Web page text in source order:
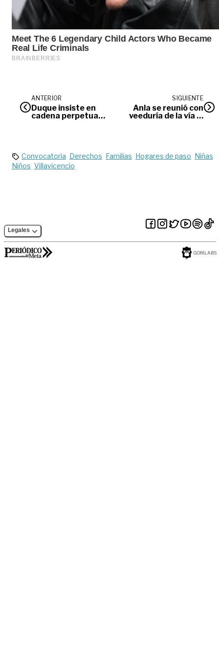
ANTERIOR
Duque insiste en
cadena perpetua
SIGUIENTE
Anla se reunió con
veeduría de la vía al
Convocatoria Derechos Familias Hogares de paso Niñas
Niños Villavicencio
Legales
GORILABS